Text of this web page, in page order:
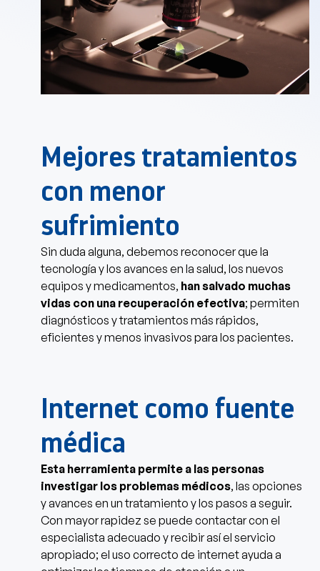
Mejores tratamientos
con menor
sufrimiento
Sin duda alguna, debemos reconocer que la
tecnología y los avances en la salud, los nuevos
equipos y medicamentos, han salvado muchas
vidas con una recuperación efectiva; permiten
diagnósticos y tratamientos más rápidos,
eficientes y menos invasivos para los pacientes.
Internet como fuente
médica
Esta herramienta permite a las personas
investigar los problemas médicos, las opciones
y avances en un tratamiento y los pasos a seguir.
Con mayor rapidez se puede contactar con el
especialista adecuado y recibir así el servicio
apropiado; el uso correcto de internet ayuda a